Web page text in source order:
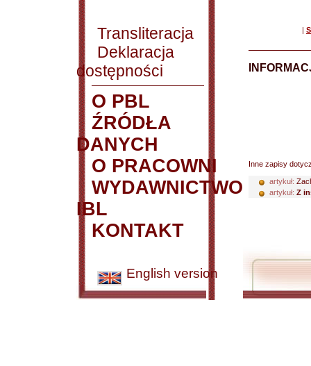
Transliteracja
Deklaracja
dostępności
O PBL
ŹRÓDŁA
DANYCH
O PRACOWNI
WYDAWNICTWO
IBL
KONTAKT
English version
|
Inne zapisy
artykuł:
artykuł: Z